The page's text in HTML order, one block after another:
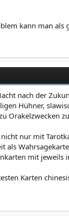
kann man als
nach der
Hühner,
Orakelzwecken
nur mit
als
mit
Karten